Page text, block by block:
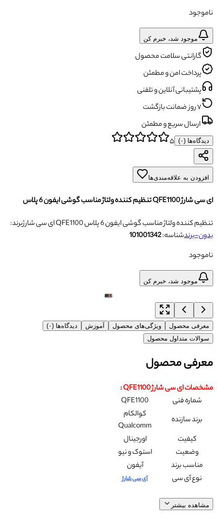
ناموجود
موجود شد، خبرم کن
گارانتی سلامت محصول
پرداخت امن و مطمئن
پشتیبانی آنلاین و تلفنی
۷ روز ضمانت بازگشت
ارسال سریع و مطمئن
دیدگاه‌ها (۰) ۵
افزودن به علاقه‌مندی‌ها
ای سی شارژ QFE1100 تنظیم کننده ولتاژ مناسب گوشی ایفون 6 پلاس
ای سی شارژ QFE1100 تنظیم کننده ولتاژ مناسب گوشی ایفون 6 پلاس
برند:
بدون-برندشناسه:101001342
ناموجود
موجود شد، خبرم کن
معرفی محصول ویژگی‌های محصول آموزش
دیدگاه‌ها (۰)
سوالات متداول محصول
معرفی محصول
مشخصات ای سی شارژ QFE1100 :
شماره فنی
QFE1100
برند سازنده
کوالکام
Qualcomm
کیفیت
اورجینال
وضعیت
استوک و نیو
مناسب برند
آیفون
نوع آی سی
آی سی شارژ
مشاهده بیشتر